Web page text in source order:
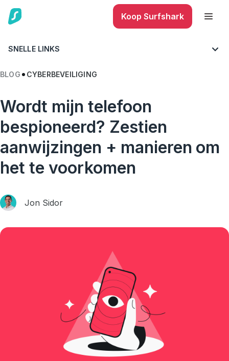
Koop Surfshark
SNELLE LINKS
BLOG CYBERBEVEILIGING
Wordt mijn telefoon
bespioneerd? Zestien
aanwijzingen + manieren om
het te voorkomen
Jon Sidor